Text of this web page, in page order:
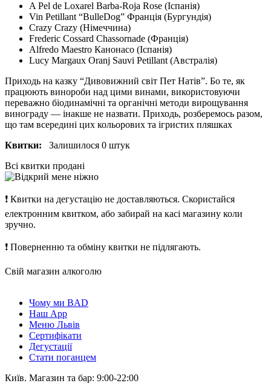
A Pel de Loxarel Barba-Roja Rose (Іспанія)
Vin Petillant “BulleDog” Франція (Бургундія)
Crazy Crazy (Німеччина)
Frederic Cossard Chassornade (Франція)
Alfredo Maestro Канонасо (Іспанія)
Lucy Margaux Oranj Sauvi Petillant (Австралія)
Приходь на казку “Дивовижний світ Пет Натів”. Бо те, як
працюють винороби над цими винами, використовуючи
переважно біодинамічні та органічні методи вирощування
винограду — інакше не назвати. Приходь, розберемось разом,
що там всередині цих кольорових та ігристих пляшках
Квитки: Залишилося 0 штук
Всі квитки продані
❗ Квитки на дегустацію не доставляються. Скористайся
електронним квитком, або забирай на касі магазину коли
зручно.
❗ Поверненню та обміну квитки не підлягають.
Свій магазин алкоголю
Чому ми BAD
Наш App
Меню Львів
Сертифікати
Дегустації
Стати поганцем
Київ. Магазин та бар: 9:00-22:00